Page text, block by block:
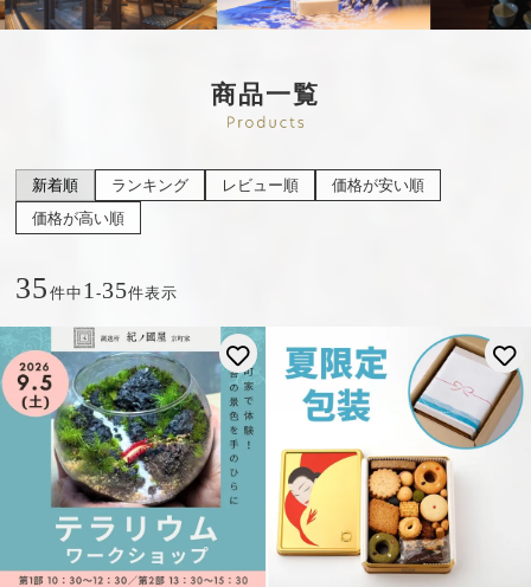
商品一覧
新着順 ランキング レビュー順
価格が安い順
価格が高い順
35 件中 1-35件表示
お気に入りに登録する